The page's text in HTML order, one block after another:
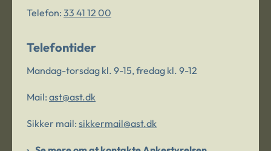
Telefon: 33 41 12 00
Telefontider
Mandag-torsdag kl. 9-15, fredag kl. 9-12
Mail: ast@ast.dk
Sikker mail: sikkermail@ast.dk